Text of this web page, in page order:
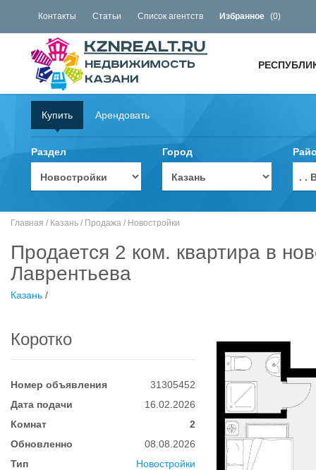
Контакты Статьи Список агентств Избранное (0)
Купить Арендовать
Раздел Город
. .
Главная / Казань / Продажа / Новостройки
Продается 2 ком. квартира в
Лаврентьева
Казань /
Коротко
Номер объявления
31305452
Дата подачи
16.02.2026
Комнат
2
Обновленно
08.08.2026
Тип
Новостройки